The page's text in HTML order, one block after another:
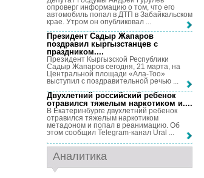
опроверг информацию о том, что его
автомобиль попал в ДТП в Забайкальском
крае. Утром он опубликовал ...
Президент Садыр Жапаров
поздравил кыргызстанцев с
праздником....
Президент Кыргызской Республики
Садыр Жапаров сегодня, 21 марта, на
Центральной площади «Ала-Тоо»
выступил с поздравительной речью ...
Двухлетний российский ребенок
отравился тяжелым наркотиком и....
В Екатеринбурге двухлетний ребенок
отравился тяжелым наркотиком
метадоном и попал в реанимацию. Об
этом сообщил Telegram-канал Ural ...
Аналитика